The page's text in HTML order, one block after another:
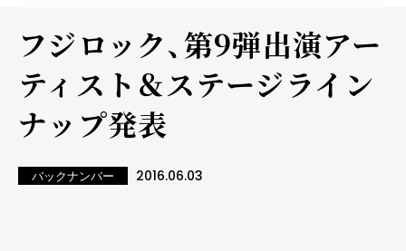
フジロック、第9弾出演アー
ティスト＆ステージライン
ナップ発表
バックナンバー 2016.06.03